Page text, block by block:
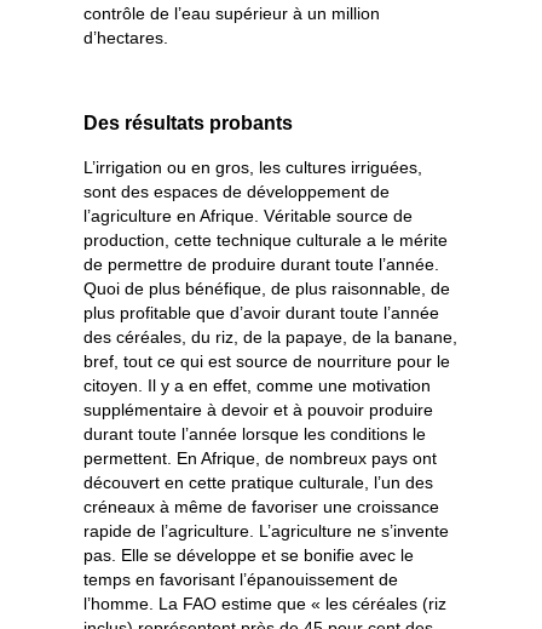
contrôle de l’eau supérieur à un million
d’hectares.
Des résultats probants
L’irrigation ou en gros, les cultures irriguées,
sont des espaces de développement de
l’agriculture en Afrique. Véritable source de
production, cette technique culturale a le mérite
de permettre de produire durant toute l’année.
Quoi de plus bénéfique, de plus raisonnable, de
plus profitable que d’avoir durant toute l’année
des céréales, du riz, de la papaye, de la banane,
bref, tout ce qui est source de nourriture pour le
citoyen. Il y a en effet, comme une motivation
supplémentaire à devoir et à pouvoir produire
durant toute l’année lorsque les conditions le
permettent. En Afrique, de nombreux pays ont
découvert en cette pratique culturale, l’un des
créneaux à même de favoriser une croissance
rapide de l’agriculture. L’agriculture ne s’invente
pas. Elle se développe et se bonifie avec le
temps en favorisant l’épanouissement de
l’homme. La FAO estime que « les céréales (riz